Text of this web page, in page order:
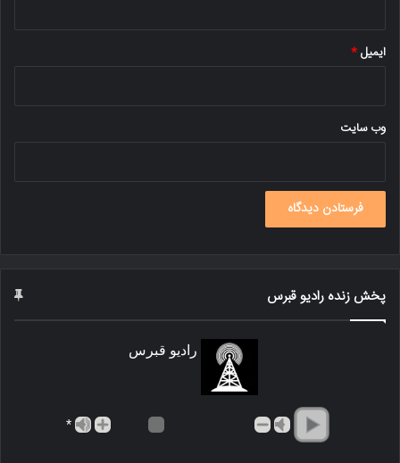
ایمیل*
وب‌ سایت
پخش زنده رادیو قبرس
رادیو قبرس
*